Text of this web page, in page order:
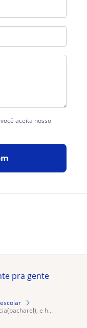
aceita nosso
pra gente
e h...